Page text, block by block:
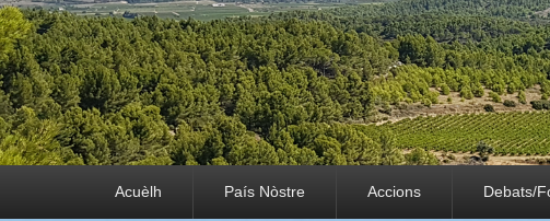
Acuèlh País Nòstre Accions Debats/